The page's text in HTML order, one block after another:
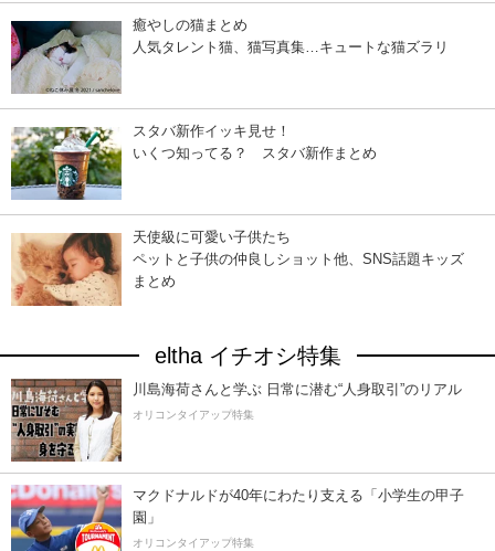
癒やしの猫まとめ
人気タレント猫、猫写真集…キュートな猫ズラリ
スタバ新作イッキ見せ！
いくつ知ってる？ スタバ新作まとめ
天使級に可愛い子供たち
ペットと子供の仲良しショット他、SNS話題キッズ
まとめ
eltha イチオシ特集
川島海荷さんと学ぶ 日常に潜む“人身取引”のリアル
オリコンタイアップ特集
マクドナルドが40年にわたり支える「小学生の甲子
園」
オリコンタイアップ特集